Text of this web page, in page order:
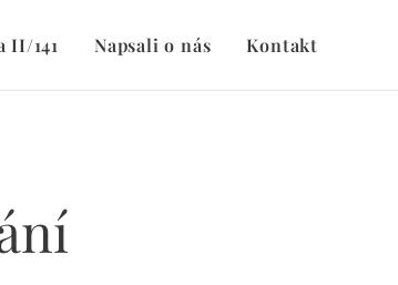
II/141 Napsali o nás Kontakt